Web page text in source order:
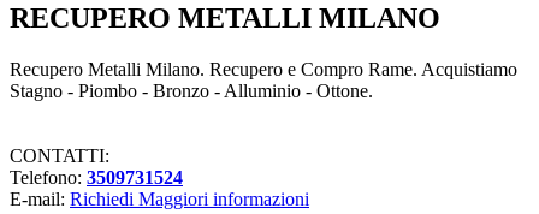
RECUPERO METALLI MILANO
Recupero Metalli Milano. Recupero e Compro Rame. Acquistiamo
Stagno - Piombo - Bronzo - Alluminio - Ottone.
CONTATTI:
Telefono: 3509731524
E-mail: Richiedi Maggiori informazioni